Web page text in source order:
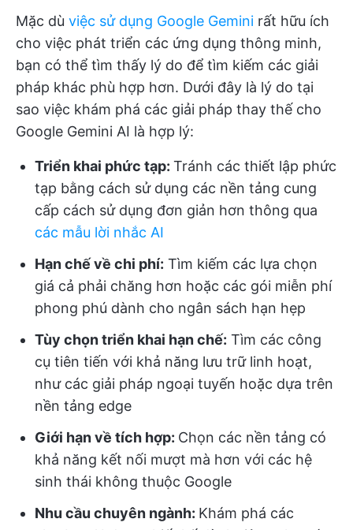
Mặc dù việc sử dụng Google Gemini rất hữu ích
cho việc phát triển các ứng dụng thông minh,
bạn có thể tìm thấy lý do để tìm kiếm các giải
pháp khác phù hợp hơn. Dưới đây là lý do tại
sao việc khám phá các giải pháp thay thế cho
Google Gemini AI là hợp lý:
Triển khai phức tạp: Tránh các thiết lập phức
tạp bằng cách sử dụng các nền tảng cung
cấp cách sử dụng đơn giản hơn thông qua
các mẫu lời nhắc AI
Hạn chế về chi phí: Tìm kiếm các lựa chọn
giá cả phải chăng hơn hoặc các gói miễn phí
phong phú dành cho ngân sách hạn hẹp
Tùy chọn triển khai hạn chế: Tìm các công
cụ tiên tiến với khả năng lưu trữ linh hoạt,
như các giải pháp ngoại tuyến hoặc dựa trên
nền tảng edge
Giới hạn về tích hợp: Chọn các nền tảng có
khả năng kết nối mượt mà hơn với các hệ
sinh thái không thuộc Google
Nhu cầu chuyên ngành: Khám phá các